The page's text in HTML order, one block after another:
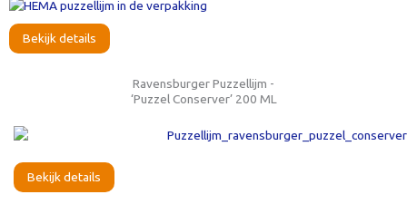
Bekijk details
Ravensburger Puzzellijm -
‘Puzzel Conserver’ 200 ML
Bekijk details